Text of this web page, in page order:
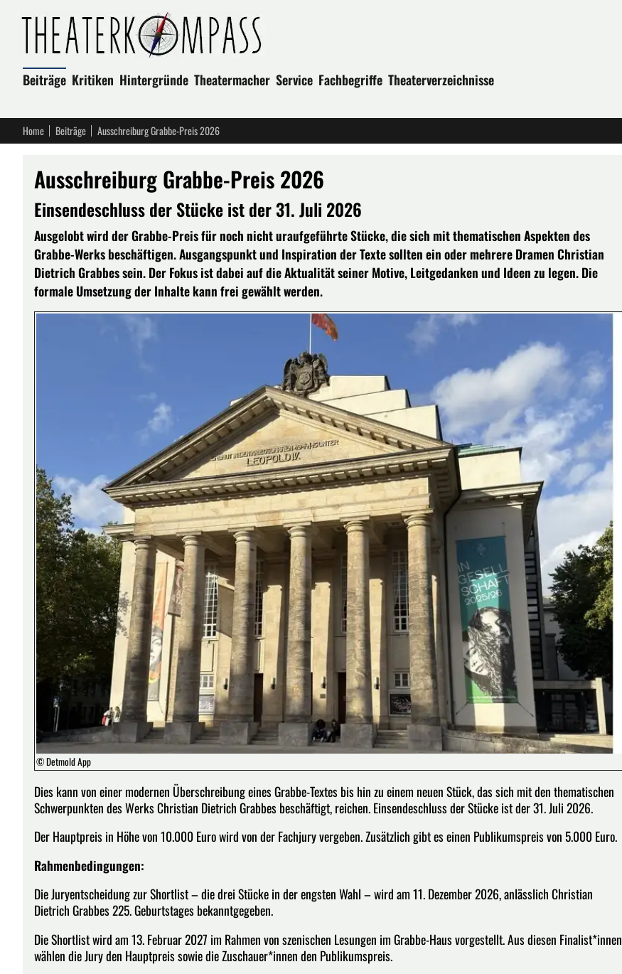
Beiträge Kritiken Hintergründe Theatermacher Service Fachbegriffe Theaterverzeichnisse
Home Beiträge Ausschreiburg Grabbe-Preis 2026
Ausschreiburg Grabbe-Preis 2026
Einsendeschluss der Stücke ist der 31. Juli 2026
Ausgelobt wird der Grabbe-Preis für noch nicht uraufgeführte Stücke, die sich mit thematischen Aspekten des
Grabbe-Werks beschäftigen. Ausgangspunkt und Inspiration der Texte sollten ein oder mehrere Dramen Christian
Dietrich Grabbes sein. Der Fokus ist dabei auf die Aktualität seiner Motive, Leitgedanken und Ideen zu legen. Die
formale Umsetzung der Inhalte kann frei gewählt werden.
© Detmold App
Dies kann von einer modernen Überschreibung eines Grabbe-Textes bis hin zu einem neuen Stück, das sich mit den thematischen
Schwerpunkten des Werks Christian Dietrich Grabbes beschäftigt, reichen. Einsendeschluss der Stücke ist der 31. Juli 2026.
Der Hauptpreis in Höhe von 10.000 Euro wird von der Fachjury vergeben. Zusätzlich gibt es einen Publikumspreis von 5.000 Euro.
Rahmenbedingungen:
Die Juryentscheidung zur Shortlist – die drei Stücke in der engsten Wahl – wird am 11. Dezember 2026, anlässlich Christian
Dietrich Grabbes 225. Geburtstages bekanntgegeben.
Die Shortlist wird am 13. Februar 2027 im Rahmen von szenischen Lesungen im Grabbe-Haus vorgestellt. Aus diesen Finalist*innen
wählen die Jury den Hauptpreis sowie die Zuschauer*innen den Publikumspreis.